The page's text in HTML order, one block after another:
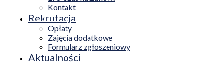
Kontakt
Rekrutacja
Opłaty
Zajęcia dodatkowe
Formularz zgłoszeniowy
Aktualności